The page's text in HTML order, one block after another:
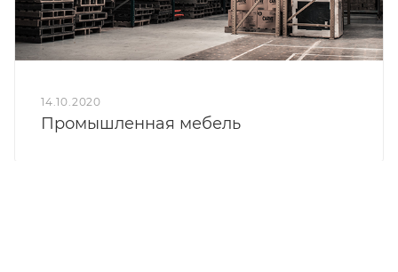
14.10.2020
Промышленная мебель